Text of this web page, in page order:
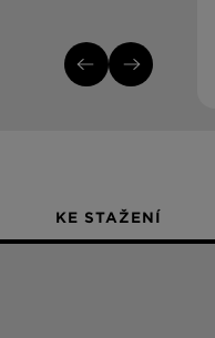
KE STAŽENÍ